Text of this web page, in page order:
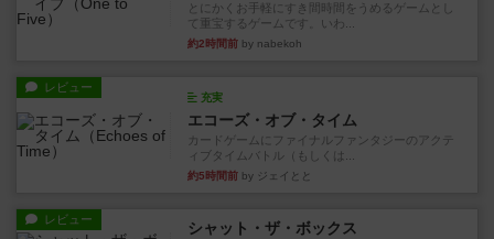
とにかくお手軽にすき間時間をうめるゲームとし
て重宝するゲームです。いわ...
約2時間前 by nabekoh
レビュー
充実
エコーズ・オブ・タイム
カードゲームにファイナルファンタジーのアクテ
ィブタイムバトル（もしくは...
約5時間前 by ジェイとと
レビュー シャット・ザ・ボックス